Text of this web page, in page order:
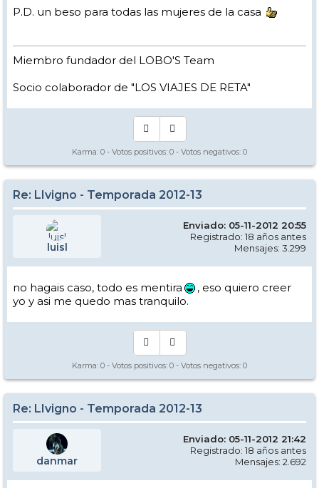
P.D. un beso para todas las mujeres de la casa
Miembro fundador del LOBO'S Team
Socio colaborador de "LOS VIAJES DE RETA"
Karma: 0 - Votos positivos: 0 - Votos negativos: 0
Re: LIvigno - Temporada 2012-13
luisl
Enviado: 05-11-2012 20:55
Registrado: 18 años antes
Mensajes: 3.299
no hagais caso, todo es mentira
, eso quiero creer
yo y asi me quedo mas tranquilo.
Karma: 0 - Votos positivos: 0 - Votos negativos: 0
Re: LIvigno - Temporada 2012-13
danmar
Enviado: 05-11-2012 21:42
Registrado: 18 años antes
Mensajes: 2.692